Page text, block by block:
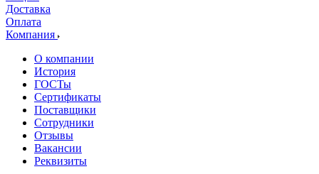
Доставка
Оплата
Компания
О компании
История
ГОСТы
Сертификаты
Поставщики
Сотрудники
Отзывы
Вакансии
Реквизиты